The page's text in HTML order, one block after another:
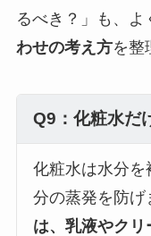
るべき？」も、よ
わせの考え方を整
Q9：化粧水だ
化粧水は水分を
分の蒸発を防げ
は、乳液やク